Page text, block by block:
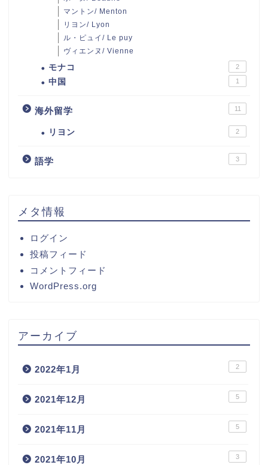
マントン/ Menton
リヨン/ Lyon
ル・ピュイ/ Le puy
ヴィエンヌ/ Vienne
モナコ 2
中国 1
海外留学 11
リヨン 2
語学 3
メタ情報
ログイン
投稿フィード
コメントフィード
WordPress.org
アーカイブ
2022年1月 2
2021年12月 5
2021年11月 5
2021年10月 3